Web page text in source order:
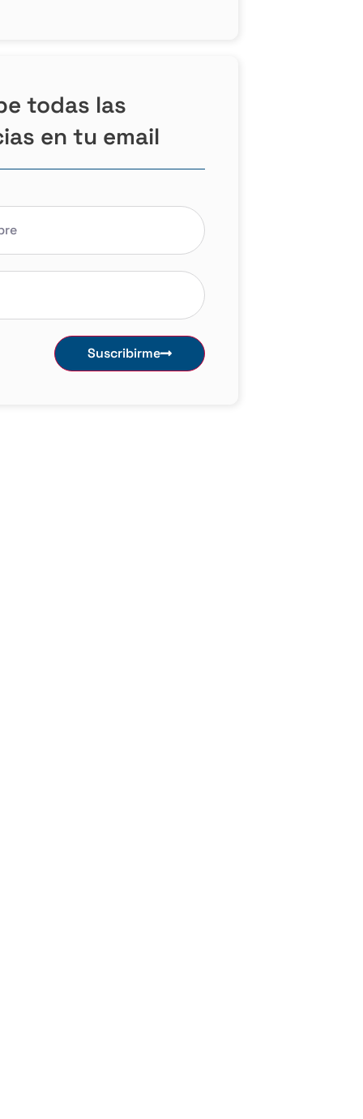
todas las
en tu email
Suscribirme